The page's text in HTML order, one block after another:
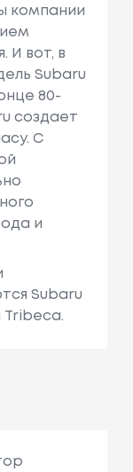
компании
И вот, в
Subaru
80-
создает
С
и
Subaru
Tribeca.